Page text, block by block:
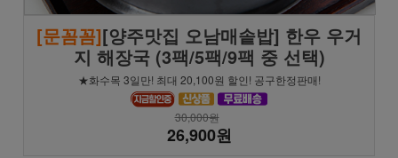
[문꼼꼼][양주맛집 오남매솥밥] 한우 우거
지 해장국 (3팩/5팩/9팩 중 선택)
★화수목 3일만! 최대 20,100원 할인! 공구한정판매!
30,000원
26,900원